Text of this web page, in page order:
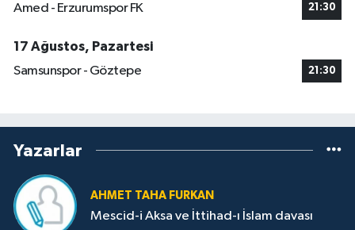
Amed - Erzurumspor FK 21:30
17 Ağustos, Pazartesi
Samsunspor - Göztepe
21:30
Yazarlar
AHMET TAHA FURKAN
Mescid-i Aksa ve İttihad-ı İslam davası